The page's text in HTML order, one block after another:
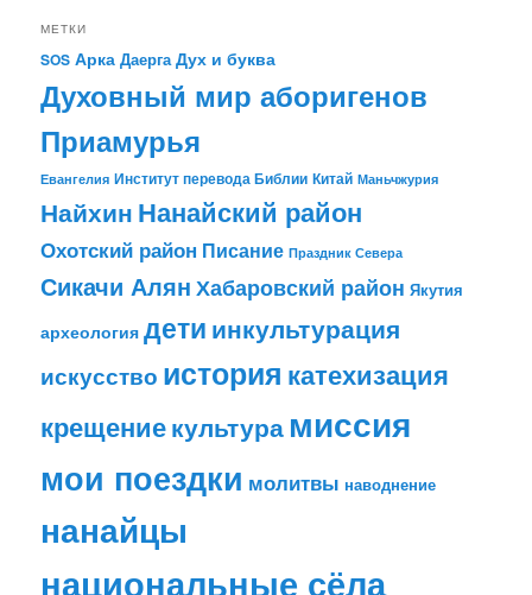
МЕТКИ
SOS Арка Даерга Дух и буква
Духовный мир аборигенов
Приамурья
Евангелия Институт перевода Библии Китай Маньчжурия
Найхин Нанайский район
Охотский район Писание Праздник Севера
Сикачи АлянХабаровский район Якутия
археология детиинкультурация
искусство история катехизация
крещениекультура миссия
мои поездки молитвы наводнение
нанайцы
национальные сёла